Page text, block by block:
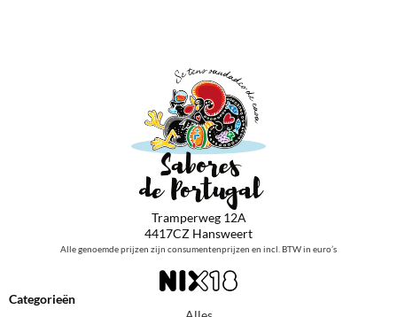
Tramperweg 12A
4417CZ Hansweert
Alle genoemde prijzen zijn consumentenprijzen en incl. BTW in euro’s
Categorieën